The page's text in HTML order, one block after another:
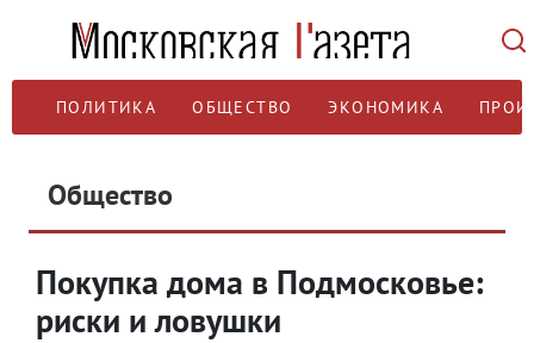
ПОЛИТИКА ОБЩЕСТВО ЭКОНОМИКА
Общество
Покупка дома в Подмосковье:
риски и ловушки